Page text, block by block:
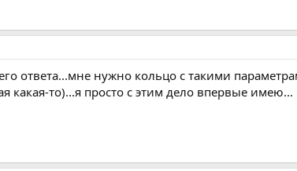
ответа...мне нужно кольцо с такими
какая-то)...я просто с этим дело впервые имею...